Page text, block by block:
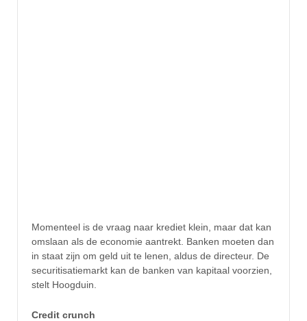
Momenteel is de vraag naar krediet klein, maar dat kan
omslaan als de economie aantrekt. Banken moeten dan
in staat zijn om geld uit te lenen, aldus de directeur. De
securitisatiemarkt kan de banken van kapitaal voorzien,
stelt Hoogduin.
Credit crunch